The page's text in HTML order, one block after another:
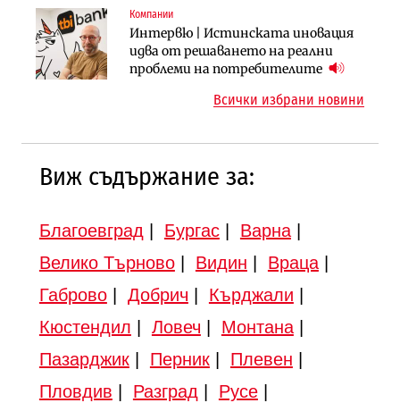
Компании
Интервю | Истинската иновация
идва от решаването на реални
проблеми на потребителите
Инфраструктура
АПИ възложи промяната на
парцеларния план за
Инфраструктура
Вторият мост над Варненското
езеро става част от бъдещата
Всички избрани новини
Виж съдържание за:
Благоевград Бургас| Варна|
Велико Търново| Видин Враца|
Габрово| Добрич Кърджали
Кюстендил
Ловеч Монтана|
Пазарджик| Перник| Плевен
Пловдив
Разград Русе|